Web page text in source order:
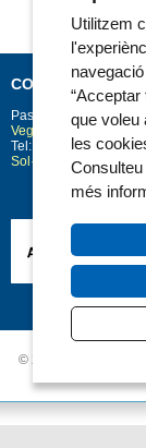
CONTACTE
Passeig Marítim 25-29
Vegeu la situació a
Tel: 93 248 30 00 ·
Sol·licitud d'informació
© 2006 - 2026
Utilitzem
“Acceptar
que voleu
les
més